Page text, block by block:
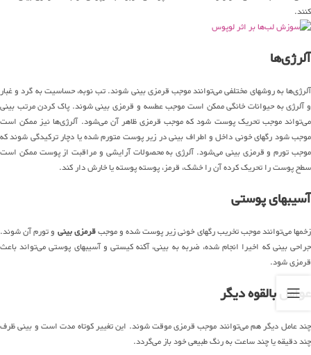
کنند.
آلرژی‌ها
آلرژی‌ها به روشهای مختلفی می‌توانند موجب قرمزی بینی شوند. تب نوبه، حساسیت به گرد و غبار
و آلرژی به حیوانات خانگی ممکن است موجب عطسه و قرمزی بینی شوند. پاک کردن مرتب بینی
می‌تواند موجب تحریک پوست ‌شود که موجب قرمزی ظاهر آن می‌شود. آلرژی‌ها نیز ممکن است
موجب شود رگهای خونی داخل و اطراف بینی در زیر پوست متورم شده یا دچار ترکیدگی شوند که
موجب تورم و قرمزی بینی می‌شود. آلرژی به محصولات آرایشی و مراقبت از پوست ممکن است
سطح پوست را تحریک کرده آن را خشک، قرمز، پوسته پوسته یا خارش دار کند.
آسیبهای پوستی
زخمها می‌توانند موجب تخریب رگهای خونی زیر پوست شده و موجبقرمزی بینی و تورم آن شوند.
جراحی بینی که اخیرا انجام شده، ضربه به بینی، آکنه کیستی و آسیبهای پوستی می‌تواند باعث
قرمزی شود.
عوامل بالقوه دیگر
چند عامل دیگر هم می‌توانند موجب قرمزی موقت شوند. این تغییر کوتاه مدت است و بینی ظرف
چند دقیقه یا چند ساعت به رنگ طبیعی خود باز می‌گردد.